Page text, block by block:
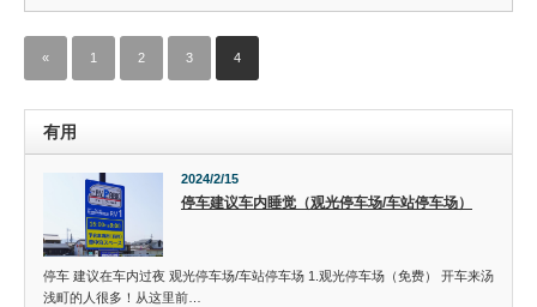
« 1 2 3 4
有用
2024/2/15
停车建议车内睡觉（观光停车场/车站停车场）
停车 建议在车内过夜 观光停车场/车站停车场 1.观光停车场（免费） 开车来汤
浅町的人很多！从这里前…